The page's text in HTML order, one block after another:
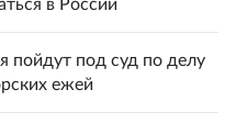
в России
пойдут под суд по делу
ежей